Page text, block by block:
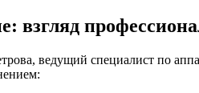
взгляд
ведущий специалист по